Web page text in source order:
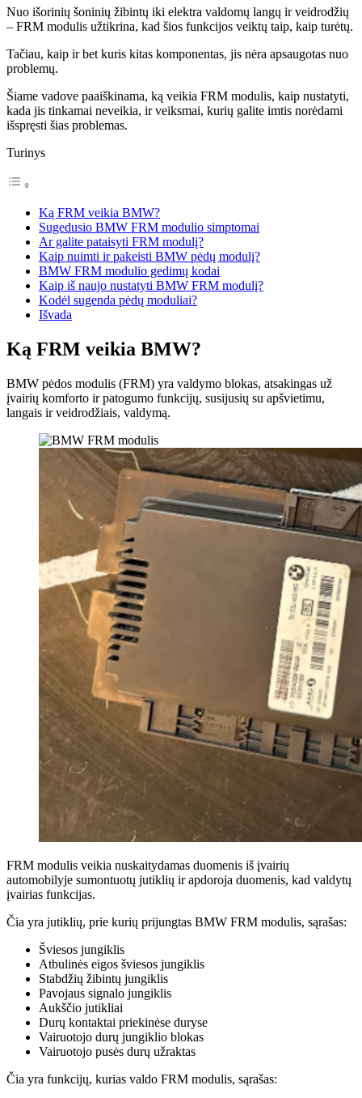
Nuo išorinių šoninių žibintų iki elektra valdomų langų ir veidrodžių
– FRM modulis užtikrina, kad šios funkcijos veiktų taip, kaip turėtų.
Tačiau, kaip ir bet kuris kitas komponentas, jis nėra apsaugotas nuo
problemų.
Šiame vadove paaiškinama, ką veikia FRM modulis, kaip nustatyti,
kada jis tinkamai neveikia, ir veiksmai, kurių galite imtis norėdami
išspręsti šias problemas.
Turinys
Ką FRM veikia BMW?
Sugedusio BMW FRM modulio simptomai
Ar galite pataisyti FRM modulį?
Kaip nuimti ir pakeisti BMW pėdų modulį?
BMW FRM modulio gedimų kodai
Kaip iš naujo nustatyti BMW FRM modulį?
Kodėl sugenda pėdų moduliai?
Išvada
Ką FRM veikia BMW?
BMW pėdos modulis (FRM) yra valdymo blokas, atsakingas už
įvairių komforto ir patogumo funkcijų, susijusių su apšvietimu,
langais ir veidrodžiais, valdymą.
FRM modulis veikia nuskaitydamas duomenis iš įvairių
automobilyje sumontuotų jutiklių ir apdoroja duomenis, kad valdytų
įvairias funkcijas.
Čia yra jutiklių, prie kurių prijungtas BMW FRM modulis, sąrašas:
Šviesos jungiklis
Atbulinės eigos šviesos jungiklis
Stabdžių žibintų jungiklis
Pavojaus signalo jungiklis
Aukščio jutikliai
Durų kontaktai priekinėse duryse
Vairuotojo durų jungiklio blokas
Vairuotojo pusės durų užraktas
Čia yra funkcijų, kurias valdo FRM modulis, sąrašas: